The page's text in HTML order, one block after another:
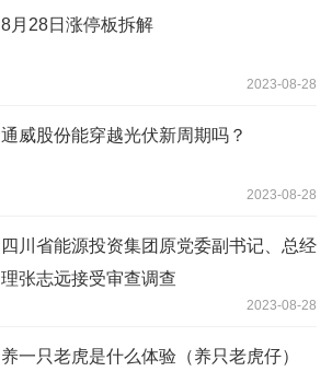
8月28日涨停板拆解
2023-08-28
通威股份能穿越光伏新周期吗？
2023-08-28
四川省能源投资集团原党委副书记、总经
理张志远接受审查调查
2023-08-28
养一只老虎是什么体验（养只老虎仔）